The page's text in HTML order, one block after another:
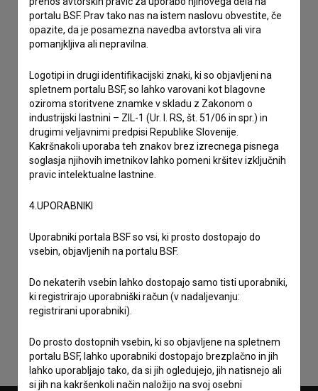
Sprejemamsplošne pogojein dajemsoglasjeza
zbiranje, hrambo in obdelavo osebnih podatkov.
portalu BSF. Prav tako nas na istem naslovu obvestite, če
opazite, da je posamezna navedba avtorstva ali vira
pomanjkljiva ali nepravilna.
Logotipi in drugi identifikacijski znaki, ki so objavljeni na
spletnem portalu BSF, so lahko varovani kot blagovne
oziroma storitvene znamke v skladu z Zakonom o
industrijski lastnini – ZIL-1 (Ur. l. RS, št. 51/06 in spr.) in
drugimi veljavnimi predpisi Republike Slovenije.
Kakršnakoli uporaba teh znakov brez izrecnega pisnega
soglasja njihovih imetnikov lahko pomeni kršitev izključnih
pravic intelektualne lastnine.
4.UPORABNIKI
Uporabniki portala BSF so vsi, ki prosto dostopajo do
vsebin, objavljenih na portalu BSF.
Do nekaterih vsebin lahko dostopajo samo tisti uporabniki,
ki registrirajo uporabniški račun (v nadaljevanju:
registrirani uporabniki).
Do prosto dostopnih vsebin, ki so objavljene na spletnem
portalu BSF, lahko uporabniki dostopajo brezplačno in jih
lahko uporabljajo tako, da si jih ogledujejo, jih natisnejo ali
si jih na kakršenkoli način naložijo na svoj osebni